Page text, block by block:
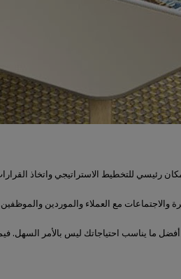
رئيسي للتخطيط الاستراتيجي واتخاذ
مع العملاء والموردين والموظفين.
ما يناسب احتياجاتك ليس بالأمر السهل.